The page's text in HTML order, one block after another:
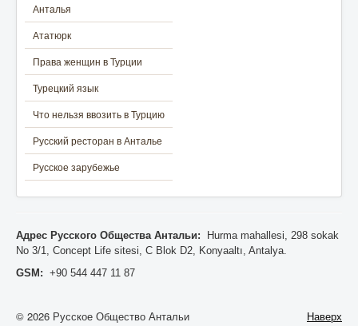
Анталья
Ататюрк
Права женщин в Турции
Турецкий язык
Что нельзя ввозить в Турцию
Русский ресторан в Анталье
Русское зарубежье
Адрес Русского Общества Антальи:
Hurma mahallesi, 298 sokak
No 3/1, Concept Life sitesi, C Blok D2, Konyaaltı, Antalya.
GSM: +90 544 447 11 87
Наверх
© 2026 Русское Общество Антальи